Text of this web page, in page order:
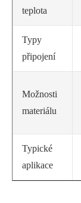
teplota
Typy
připojení
Možnosti
materiálu
Typické
aplikace